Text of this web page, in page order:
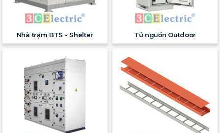
Nhà trạm BTS - Shelter Tủ nguồn Outdoor